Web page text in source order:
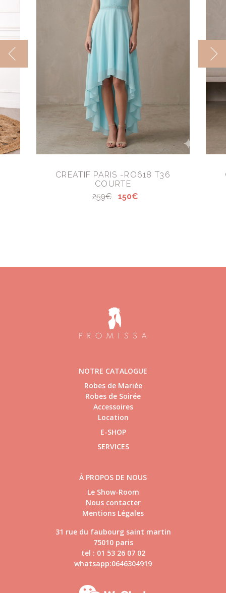
CREATIF PARIS -RO618 T36
COURTE
259€
150€
NOTRE CATALOGUE
Robes de Mariée
Robes de Soirée
Accessoires
Location
E-SHOP
SERVICES
À PROPOS DE NOUS
Le Show-Room
Nous contacter
Mentions Légales
31 rue du faubourg saint martin
75010 paris
tel : 01 53 26 07 02
whatsapp:0646304919